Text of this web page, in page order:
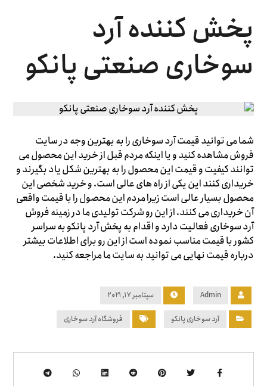
پخش کننده آرد
سوخاری صنعتی پانکو
شما می توانید قیمت آرد سوخاری را به بهترین وجه در سایت
فروش مشاهده کنید و یا اینکه مردم قبل از خرید این محصول می
توانند کیفیت و قیمت این محصول را به بهترین شکل یاد بگیرند و
خریداری کنند این یکی از راه های عالی است. و خرید شخصی این
محصول بسیار عالی است زیرا مردم این محصول را با قیمت واقعی
آن خریداری می کنند. از این رو شرکت تولیدی ما در زمینه فروش
آرد سوخاری فعالیت دارد و اقدام به پخش آرد پانکو به سراسر
کشور با قیمت مناسب نموده است از این رو برای اطلاعات بیشتر
درباره قیمت نهایی می توانید به سایت ما مراجعه کنید.
Admin سپتامبر ۱۷, ۲۰۲۱
آرد سوخاری پانکو فروشگاه آرد سوخاری